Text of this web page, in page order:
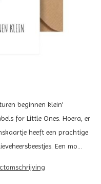
beginnen klein'
for Little Ones. Hoera, er
heeft een prachtige
Een mo...